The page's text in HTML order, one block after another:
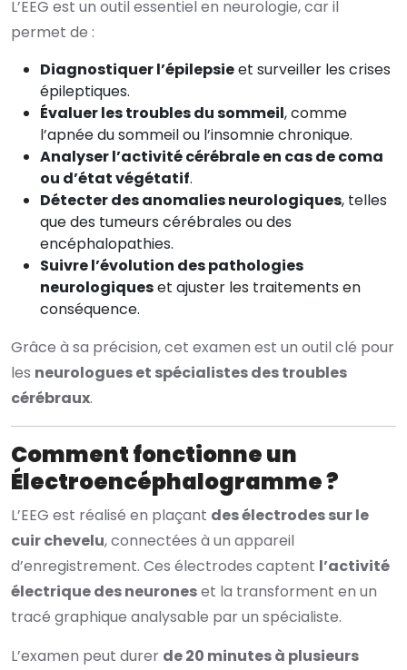
L’EEG est un outil essentiel en neurologie, car il
permet de :
Diagnostiquer l’épilepsieet surveiller les crises
épileptiques.
Évaluer les troubles du sommeil, comme
l’apnée du sommeil ou l’insomnie chronique.
Analyser l’activité cérébrale en cas de coma
ou d’état végétatif.
Détecter des anomalies neurologiques, telles
que des tumeurs cérébrales ou des
encéphalopathies.
Suivre l’évolution des pathologies
neurologiqueset ajuster les traitements en
conséquence.
Grâce à sa précision, cet examen est un outil clé pour
les neurologues et spécialistes des troubles
cérébraux.
Comment fonctionne un
Électroencéphalogramme ?
L’EEG est réalisé en plaçant des électrodes sur le
cuir chevelu, connectées à un appareil
d’enregistrement. Ces électrodes captent l’activité
électrique des neuroneset la transforment en un
tracé graphique analysable par un spécialiste.
L’examen peut durer de 20 minutes à plusieurs